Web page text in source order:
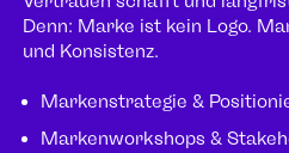
Denn: Marke ist kein Logo.
und Konsistenz.
Markenstrategie &
Markenworkshops &